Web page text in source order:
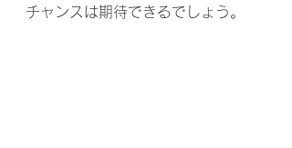
チャンスは期待できるでしょう。